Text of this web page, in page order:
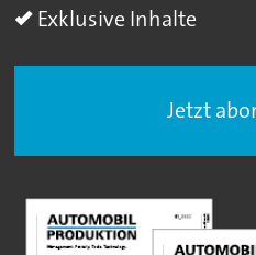
Exklusive Inhalte
Jetzt